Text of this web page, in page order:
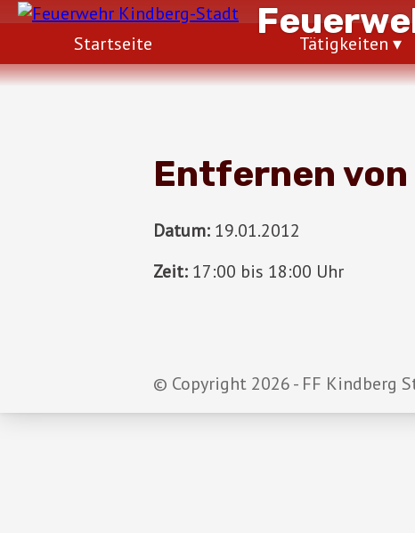
Startseite Tätigkeiten
Entfernen von
Datum: 19.01.2012
Zeit: 17:00 bis 18:00 Uhr
© Copyright 2026 - FF Kindberg